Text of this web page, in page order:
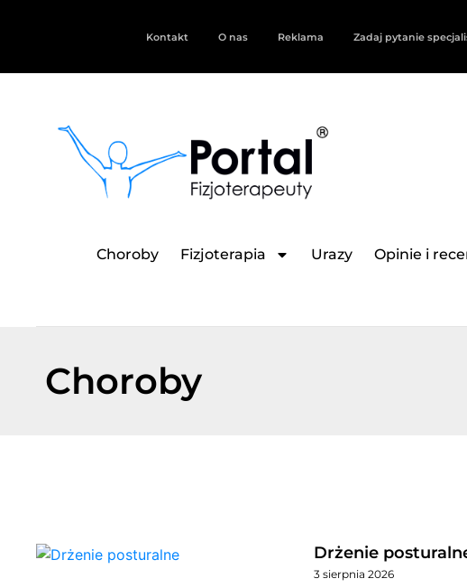
Kontakt O nas Reklama Zadaj pytanie
Choroby Fizjoterapia Urazy Opinie i
Choroby
Drżenie
3 sierpnia 2026